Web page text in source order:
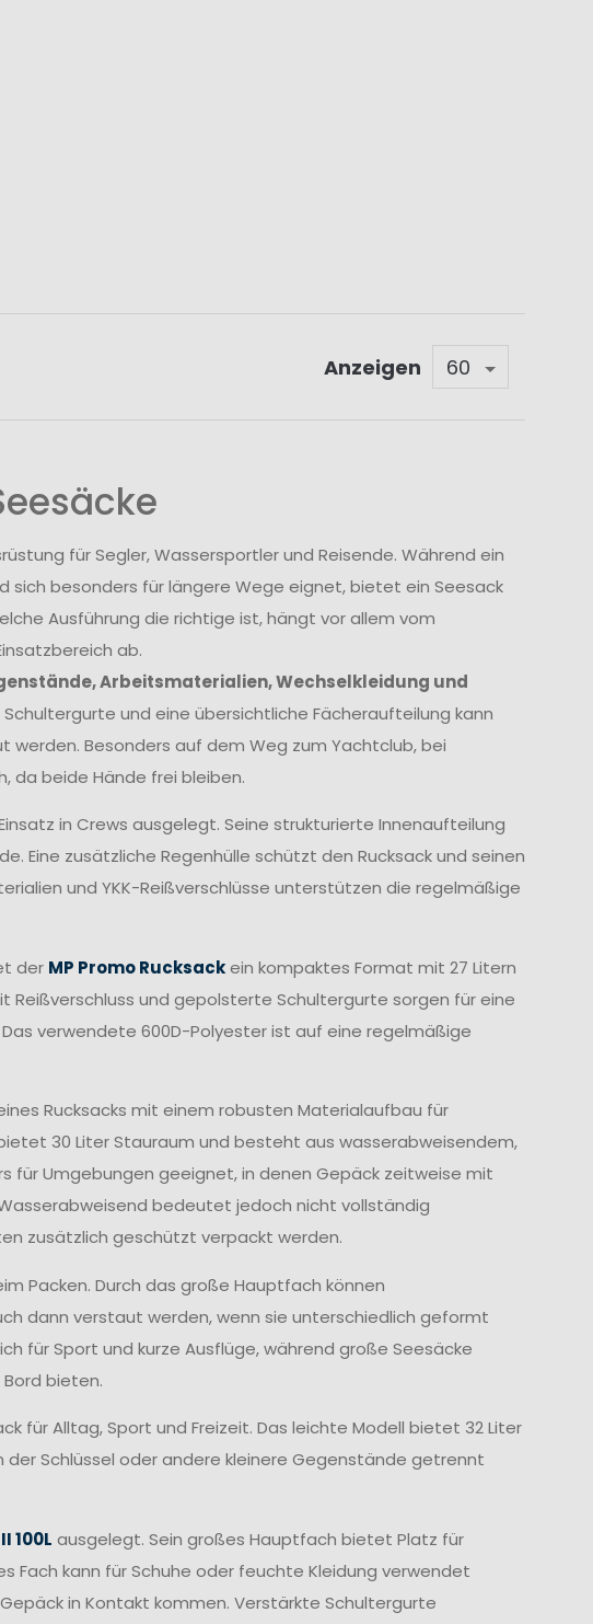
Anzeigen
für Segler, Wassersportler und Reisende. Während ein
sich besonders für längere Wege eignet, bietet ein Seesack
Ausführung die richtige ist, hängt vor allem vom
ab.
Arbeitsmaterialien, Wechselkleidung und
und eine übersichtliche Fächeraufteilung kann
Besonders auf dem Weg zum Yachtclub, bei
da beide Hände frei bleiben.
in Crews ausgelegt. Seine strukturierte Innenaufteilung
Eine zusätzliche Regenhülle schützt den Rucksack und seinen
und YKK-Reißverschlüsse unterstützen die regelmäßige
der MP Promo Rucksackein kompaktes Format mit 27 Litern
Reißverschluss und gepolsterte Schultergurte sorgen für eine
verwendete 600D-Polyester ist auf eine regelmäßige
Rucksacks mit einem robusten Materialaufbau für
30 Liter Stauraum und besteht aus wasserabweisendem,
für Umgebungen geeignet, in denen Gepäck zeitweise mit
bedeutet jedoch nicht vollständig
zusätzlich geschützt verpackt werden.
Packen. Durch das große Hauptfach können
dann verstaut werden, wenn sie unterschiedlich geformt
für Sport und kurze Ausflüge, während große Seesäcke
bieten.
für Alltag, Sport und Freizeit. Das leichte Modell bietet 32 Liter
Schlüssel oder andere kleinere Gegenstände getrennt
100L ausgelegt. Sein großes Hauptfach bietet Platz für
Fach kann für Schuhe oder feuchte Kleidung verwendet
in Kontakt kommen. Verstärkte Schultergurte